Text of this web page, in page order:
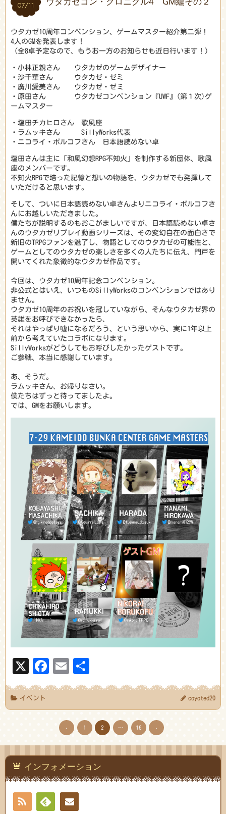
07/11
07/11
ウタカゼ10周年コンベンション、ゲームマスター紹介第二弾！
4人のGMを発表します！
（全8卓予定なので、もうお一方のお知らせも近日行います！）
・小林正親さん ウタカゼのゲームデザイナー
・沙千華さん ウタカゼ・ゼミ
・廣川愛美さん ウタカゼ・ゼミ
・原田さん ウタカゼコンベンション『UWF』(第１次)ゲ
ームマスター
・塩田チカヒロさん 歌風座
・ラムッキさん SillyWorks代表
・ニコライ・ボルコフさん 日本語読めない卓
塩田さんは主に「和風幻想RPG不知火」を制作する新団体、歌風
座のメンバーです。
不知火RPGで培った記憶と想いの物語を、ウタカゼでも発揮して
いただけると思います。
そして、ついに日本語読めない卓さんよりニコライ・ボルコフさ
んにお越しいただきました。
僕たちが説明するのもおこがましいですが、日本語読めない卓さ
んのウタカゼリプレイ動画シリーズは、その変幻自在の面白さで
新旧のTRPGファンを魅了し、物語としてのウタカゼの可能性と、
ゲームとしてのウタカゼの楽しさを多くの人たちに伝え、門戸を
開いてくれた象徴的なウタカゼ作品です。
今回は、ウタカゼ10周年記念コンベンション。
非公式とはいえ、いつものSillyWorksのコンベンションではあり
ません。
ウタカゼ10周年のお祝いを冠していながら、そんなウタカゼ界の
英雄をお呼びできなかったら、
それはやっぱり嘘になるだろう、という思いから、実に1年以上
前から考えていたコラボになります。
SillyWorksがどうしてもお呼びしたかったゲストです。
ご参戦、本当に感謝しています。
あ、そうだ。
ラムッキさん、お帰りなさい。
僕たちはずっと待ってましたよ。
では、GMをお願いします。
X Facebook
Email
有
イベント coyoted20
‹ 1 2 … 16 ›
インフォメーション
RSS